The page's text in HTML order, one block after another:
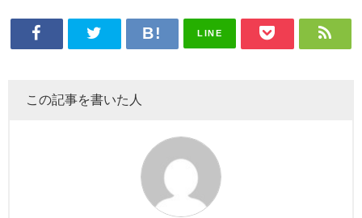
LINE
この記事を書いた人